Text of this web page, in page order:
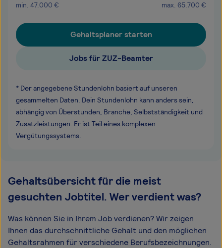
min. 47.000 € max. 65.700 €
Gehaltsplaner starten
Jobs für ZUZ-Beamter
* Der angegebene Stundenlohn basiert auf unseren
gesammelten Daten. Dein Stundenlohn kann anders sein,
abhängig von Überstunden, Branche, Selbstständigkeit und
Zusatzleistungen. Er ist Teil eines komplexen
Vergütungssystems.
Gehaltsübersicht für die meist
gesuchten Jobtitel. Wer verdient was?
Was können Sie in Ihrem Job verdienen? Wir zeigen
Ihnen das durchschnittliche Gehalt und den möglichen
Gehaltsrahmen für verschiedene Berufsbezeichnungen.